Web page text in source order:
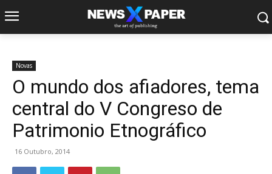
Novas
O mundo dos afiadores, tema
central do V Congreso de
Patrimonio Etnográfico
16 Outubro, 2014